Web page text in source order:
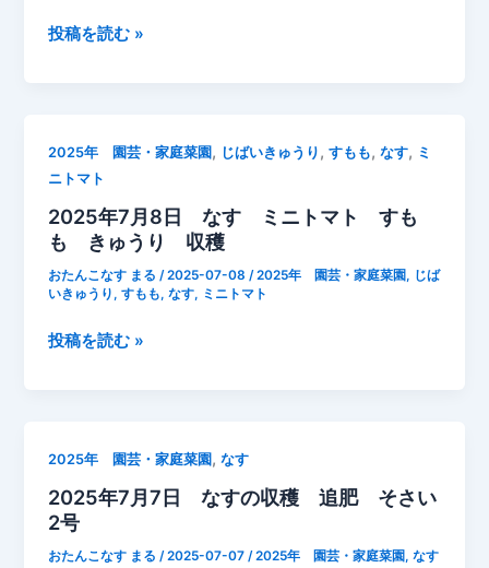
メ
芸】
【ガ
デ
ニ
ン
グ】
心
記
2025
日
な
す
収
穫
枝
挟
成
し
た
な
投稿を読む »
2025年 園芸・家庭菜園 , じばいきゅうり ,すもも,なす, ミ
ニトマト
2025年7月8日 なす ミニトマト すも
も きゅうり 収穫
おたんこなす まる /2025-07-08 /2025年 園芸・家庭菜園, じば
いきゅうり ,すもも,なす, ミニトマト
2025
日
な
す
ミ
投稿を読む »
2025年 園芸・家庭菜園 ,なす
2025年7月7日 なすの収穫 追肥 そさい
2号
おたんこなす まる/2025-07-07/2025年 園芸・家庭菜園,なす